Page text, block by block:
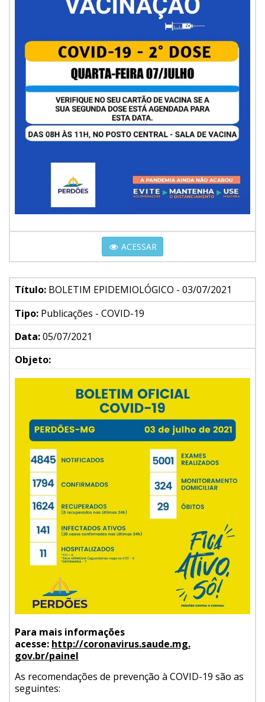
ACESSAR
Título: BOLETIM EPIDEMIOLÓGICO - 03/07/2021
Tipo: Publicações - COVID-19
Data:05/07/2021
Objeto:
Para mais informações
acesse: http://coronavirus.saude.mg.
gov.br/painel
As recomendações de prevenção à COVID-19 são as
seguintes: